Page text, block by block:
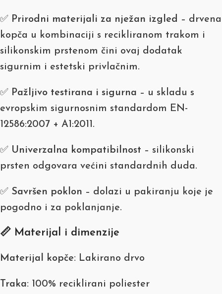
✅ Prirodni materijali za nježan izgled – drvena
kopča u kombinaciji s recikliranom trakom i
silikonskim prstenom čini ovaj dodatak
sigurnim i estetski privlačnim.
✅ Pažljivo testirana i sigurna – u skladu s
evropskim sigurnosnim standardom EN-
12586:2007 + A1:2011.
✅ Univerzalna kompatibilnost – silikonski
prsten odgovara većini standardnih duda.
✅ Savršen poklon – dolazi u pakiranju koje je
pogodno i za poklanjanje.
📏 Materijal i dimenzije
Materijal kopče: Lakirano drvo
Traka: 100% reciklirani poliester